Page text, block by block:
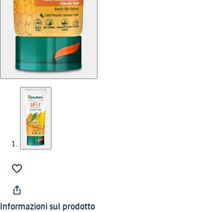
Informazioni sul prodotto